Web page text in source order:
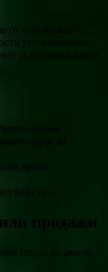
от поддержки
уточненными
и национальной
краны.
за
ярлык
продажи
продали около